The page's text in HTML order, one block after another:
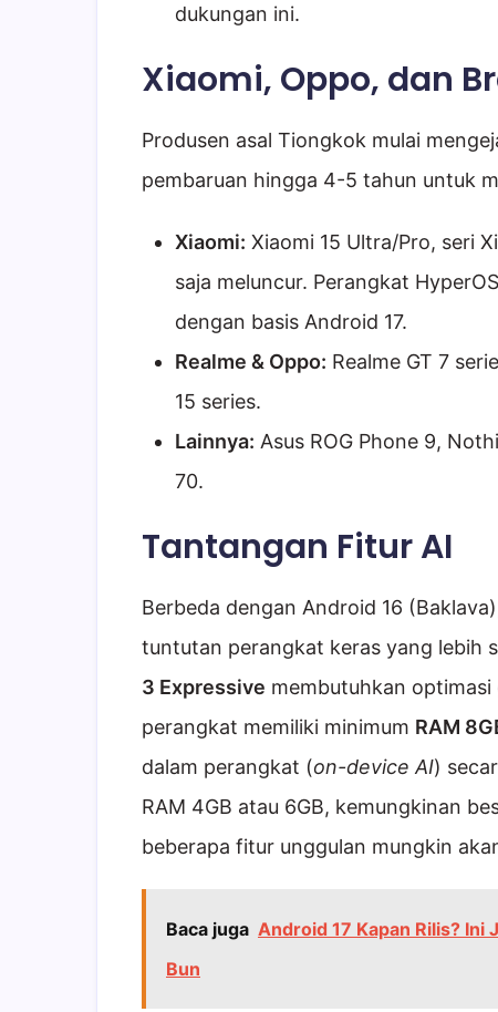
dukungan ini.
Xiaomi, Oppo, dan
Produsen asal Tiongkok mulai
pembaruan hingga 4-5 tahun untuk
Xiaomi: Xiaomi 15 Ultra/Pro, seri
saja meluncur. Perangkat
dengan basis Android 17.
Realme & Oppo: Realme GT 7
15 series.
Lainnya: Asus ROG Phone 9,
70.
Tantangan Fitur AI
Berbeda dengan Android 16
tuntutan perangkat keras yang lebih
3 Expressive membutuhkan
perangkat memiliki minimum RAM
dalam perangkat (on-device AI)
RAM 4GB atau 6GB, kemungkinan
beberapa fitur unggulan mungkin
Baca juga Android 17 Kapan Rilis? Ini
Bun